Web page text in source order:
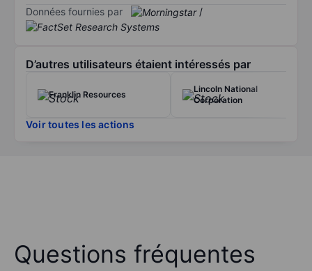
Données fournies par /
D’autres utilisateurs étaient intéressés par
Franklin Resources
Lincoln National
Corporation
Voir toutes les actions
Questions fréquentes